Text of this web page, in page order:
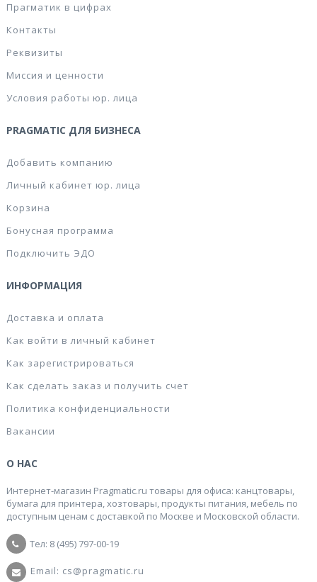
Прагматик в цифрах
Контакты
Реквизиты
Миссия и ценности
Условия работы юр. лица
PRAGMATIC ДЛЯ БИЗНЕСА
Добавить компанию
Личный кабинет юр. лица
Корзина
Бонусная программа
Подключить ЭДО
ИНФОРМАЦИЯ
Доставка и оплата
Как войти в личный кабинет
Как зарегистрироваться
Как сделать заказ и получить счет
Политика конфиденциальности
Вакансии
О НАС
Интернет-магазин Pragmatic.ru товары для офиса: канцтовары,
бумага для принтера, хозтовары, продукты питания, мебель по
доступным ценам с доставкой по Москве и Московской области.
Тел: 8 (495) 797-00-19
Email: cs@pragmatic.ru